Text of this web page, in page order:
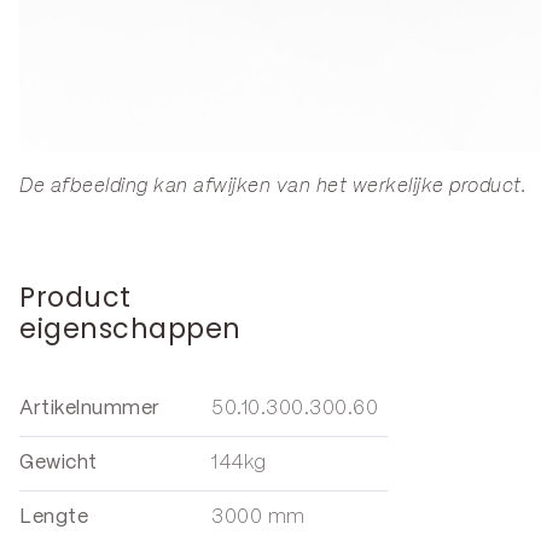
De afbeelding kan afwijken van het werkelijke product.
Product
eigenschappen
Artikelnummer 50.10.300.300.60
Gewicht 144kg
Lengte 3000 mm